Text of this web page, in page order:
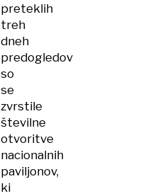
preteklih
treh
dneh
predogledov
so
se
zvrstile
številne
otvoritve
nacionalnih
paviljonov,
ki